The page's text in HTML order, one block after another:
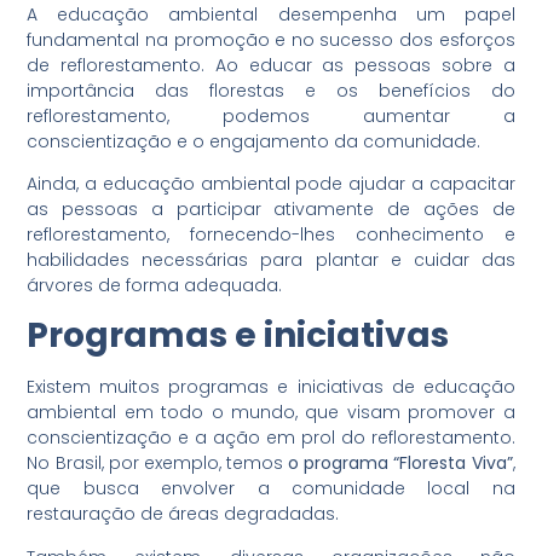
A educação ambiental desempenha um papel
fundamental na promoção e no sucesso dos esforços
de reflorestamento. Ao educar as pessoas sobre a
importância das florestas e os benefícios do
reflorestamento, podemos aumentar a
conscientização e o engajamento da comunidade.
Ainda, a educação ambiental pode ajudar a capacitar
as pessoas a participar ativamente de ações de
reflorestamento, fornecendo-lhes conhecimento e
habilidades necessárias para plantar e cuidar das
árvores de forma adequada.
Programas e iniciativas
Existem muitos programas e iniciativas de educação
ambiental em todo o mundo, que visam promover a
conscientização e a ação em prol do reflorestamento.
No Brasil, por exemplo, temoso programa “Floresta Viva”,
que busca envolver a comunidade local na
restauração de áreas degradadas.